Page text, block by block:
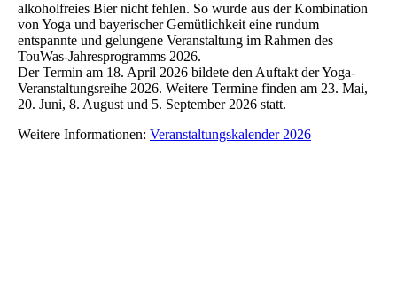
alkoholfreies Bier nicht fehlen. So wurde aus der Kombination
von Yoga und bayerischer Gemütlichkeit eine rundum
entspannte und gelungene Veranstaltung im Rahmen des
TouWas-Jahresprogramms 2026.
Der Termin am 18. April 2026 bildete den Auftakt der Yoga-
Veranstaltungsreihe 2026. Weitere Termine finden am 23. Mai,
20. Juni, 8. August und 5. September 2026 statt.
Weitere Informationen: Veranstaltungskalender 2026